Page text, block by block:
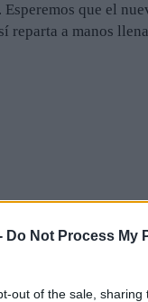
Do Not Process My
out of the sale, sharing
que el
reparta a manos